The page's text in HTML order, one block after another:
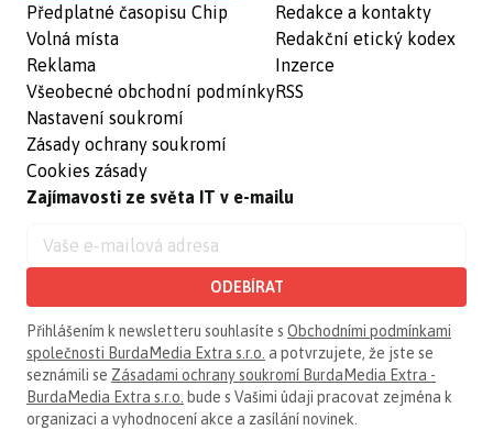
Předplatné časopisu Chip
Volná místa
Reklama
Všeobecné obchodní podmínky
Nastavení soukromí
Zásady ochrany soukromí
Cookies zásady
Redakce a kontakty
Redakční etický kodex
Inzerce
RSS
Zajímavosti ze světa IT v e-mailu
ODEBÍRAT
Přihlášením k newsletteru souhlasíte s Obchodními podmínkami
společnosti BurdaMedia Extra s.r.o. a potvrzujete, že jste se
seznámili se Zásadami ochrany soukromí BurdaMedia Extra -
BurdaMedia Extra s.r.o. bude s Vašimi údaji pracovat zejména k
organizaci a vyhodnocení akce a zasílání novinek.